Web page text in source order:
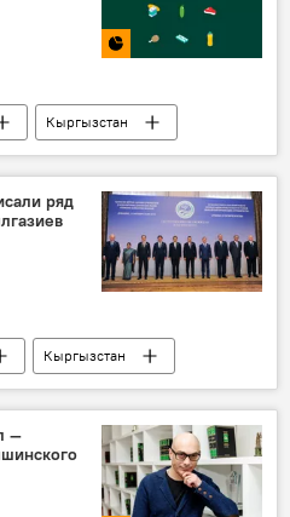
Кыргызстан
авоська
базар
продукты
ряд
Кыргызстан
ШОС
—